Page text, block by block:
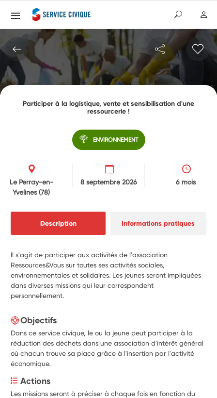
Participer à la logistique, vente et sensibilisation d'une
ressourcerie !
ENVIRONNEMENT
Le Perray-en-
Yvelines(78)
8 septembre 2026 6 mois
Description Informations pratiques
Il s'agit de participer aux activités de l'association
Ressources&Vous sur toutes ses activités sociales,
environnementales et solidaires. Les jeunes seront impliquées
dans diverses missions qui leur correspondent
personnellement.
Objectifs
Dans ce service civique, le ou la jeune peut participer à la
réduction des déchets dans une association d'intérêt général
où chacun trouve sa place grâce à l'insertion par l'activité
économique.
Actions
Les missions seront à préciser à chaque fois en fonction du